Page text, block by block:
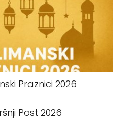
Praznici 2026
Post 2026